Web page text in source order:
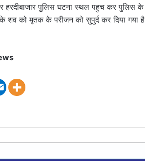
हरदीबाजार पुलिस घटना स्थल पहुच कर पुलिस के
के शव को मृतक के परीजन को सुपुर्द कर दिया गया है